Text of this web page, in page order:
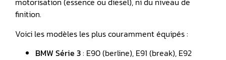
finition.
Voici les modèles les plus couramment équipés :
BMW Série 3: E90 (berline), E91 (break), E92